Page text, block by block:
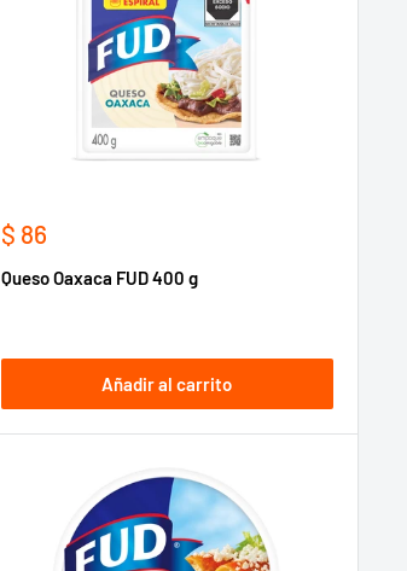
Precio
venta
$ 86
Queso Oaxaca FUD 400 g
Añadir al carrito